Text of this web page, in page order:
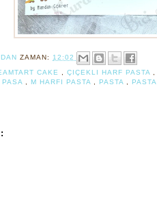
ZAMAN: 12:02
CAKE ÇIÇEKLI HARF PASTA
M HARFI PASTA PASTA